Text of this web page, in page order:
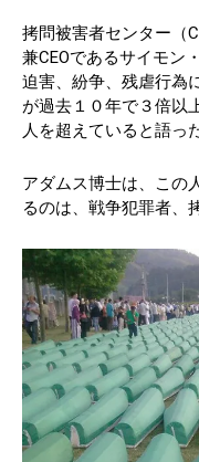
拷問被害者センター（
兼CEOであるサイモン
迫害、紛争、残虐行為
が過去１０年で３倍以
人を超えていると語った
アダムス博士は、この
るのは、戦争犯罪者、